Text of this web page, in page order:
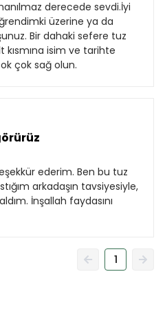
derecede sevdi.İyi
üzerine ya da
Bir dahaki sefere tuz
kısmına isim ve tarihte
çok sağ olun.
ederim. Ben bu tuz
arkadaşın tavsiyesiyle,
İnşallah faydasını
1